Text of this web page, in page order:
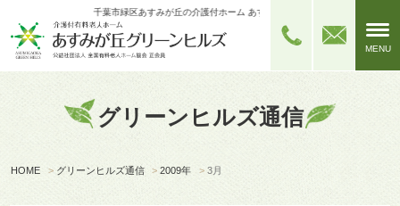
千葉市緑区あすみが丘の介護付ホーム あすみが丘グリーンヒルズ
MENU
グリーンヒルズ通信
HOME > グリーンヒルズ通信 >2009年 > 3月